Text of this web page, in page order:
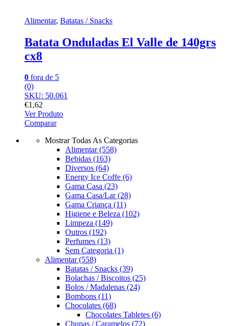
Alimentar, Batatas / Snacks
Batata Onduladas El Valle de 140grs
cx8
0 fora de 5
(0)
SKU: 50.061
€1,62
Ver Produto
Comparar
Mostrar Todas As Categorias
Alimentar(558)
Bebidas (163)
Diversos (64)
Energy Ice Coffe (6)
Gama Casa (23)
Gama Casa/Lar(28)
Gama Criança (11)
Higiene e Beleza (102)
Limpeza (149)
Outros (192)
Perfumes (13)
Sem Categoria (1)
Alimentar(558)
Batatas / Snacks (39)
Bolachas / Biscoitos (25)
Bolos / Madalenas (24)
Bombons (11)
Chocolates (68)
Chocolates Tabletes (6)
Chupas / Caramelos (72)